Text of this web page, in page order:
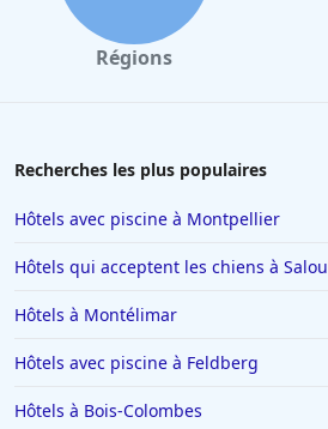
Régions
Recherches les plus populaires
Hôtels avec piscine à Montpellier
Hôtels qui acceptent les chiens à Salou
Hôtels à Montélimar
Hôtels avec piscine à Feldberg
Hôtels à Bois-Colombes